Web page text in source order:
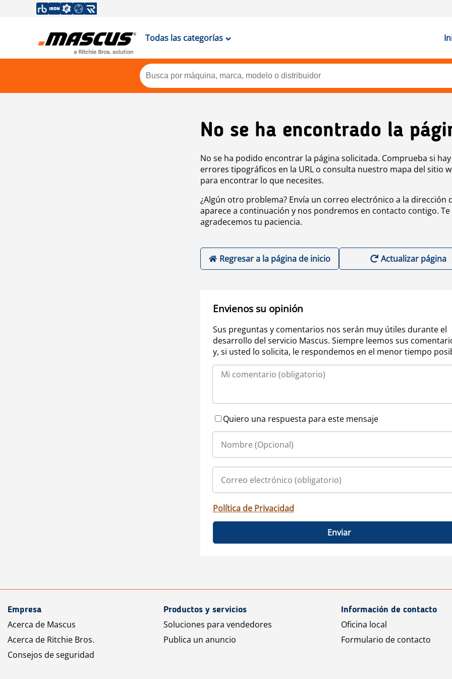
Todas las categorías
No se ha encontrado la
No se ha podido encontrar la página solicitada. Comprueba si hay
errores tipográficos en la URL o consulta nuestro mapa del sitio
para encontrar lo que necesites.
¿Algún otro problema? Envía un correo electrónico a la dirección
aparece a continuación y nos pondremos en contacto contigo. Te
agradecemos tu paciencia.
Regresar a la página de inicio Actualizar página
Envienos su opinión
Sus preguntas y comentarios nos serán muy útiles durante el
desarrollo del servicio Mascus. Siempre leemos sus
y, si usted lo solicita, le respondemos en el menor tiempo
Quiero una respuesta para este mensaje
Política de Privacidad
Enviar
Empresa
Acerca de Mascus
Acerca de Ritchie Bros.
Consejos de seguridad
Productos y servicios
Soluciones para vendedores
Publica un anuncio
Información de contacto
Oficina local
Formulario de contacto